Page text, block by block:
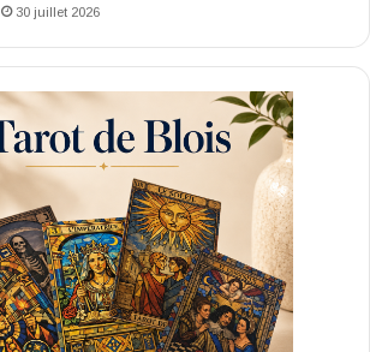
30 juillet 2026